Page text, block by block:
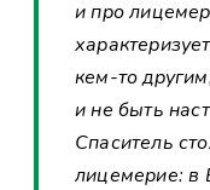
и про
кем-то
и не быть
Спаситель
лицемерие: в